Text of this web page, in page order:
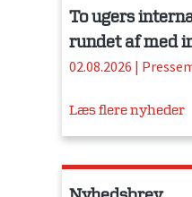
To ugers
rundet af med
02.08.2026 |
Læs flere nyheder